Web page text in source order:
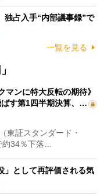
独占入手“内部議事録”で
一覧を見る
マンに特大反転の期待》
す第1四半期決算、…
東証スタンダード・
約34％下落…
」として再評価される気